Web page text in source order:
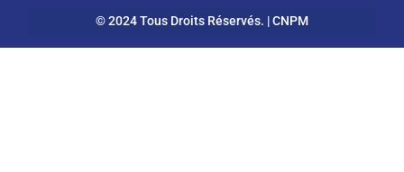
© 2024 Tous Droits Réservés. | CNPM